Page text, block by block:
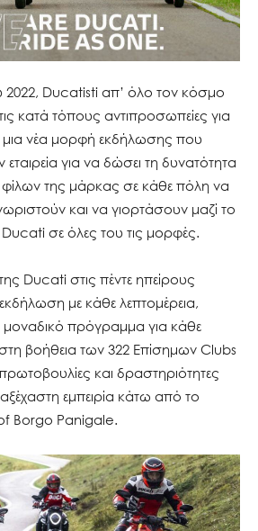
2022, Ducatisti απ’ όλο τον κόσμο
κατά τόπους αντιπροσωπείες για
νέα μορφή εκδήλωσης που
για να δώσει τη δυνατότητα
φίλων της μάρκας σε κάθε πόλη να
και να γιορτάσουν μαζί το
σε όλες του τις μορφές.
Ducati στις πέντε ηπείρους
με κάθε λεπτομέρεια,
πρόγραμμα για κάθε
βοήθεια των 322 Επίσημων Clubs
και δραστηριότητες
εμπειρία κάτω από το
Borgo Panigale.